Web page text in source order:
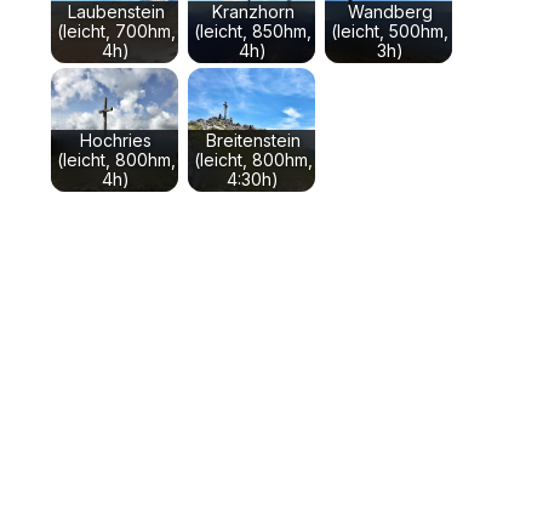
Laubenstein
(leicht, 700hm,
4h)
Kranzhorn
(leicht, 850hm,
4h)
Wandberg
(leicht, 500hm,
3h)
Hochries
(leicht, 800hm,
4h)
Breitenstein
(leicht, 800hm,
4:30h)